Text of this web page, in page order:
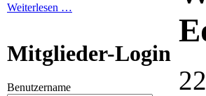
Weiterlesen …
Mitglieder-Login
Benutzername